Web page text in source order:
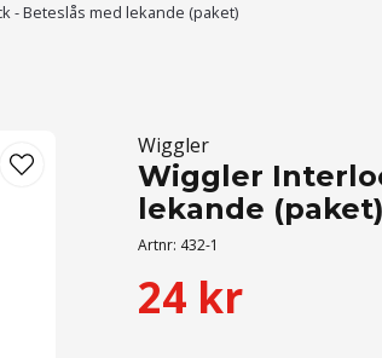
- Beteslås med lekande (paket)
Wiggler
Wiggler
lekande (paket)
Artnr: 432-1
24 kr